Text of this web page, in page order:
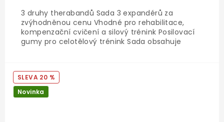
3 druhy therabandů Sada 3 expandérů za
zvýhodněnou cenu Vhodné pro rehabilitace,
kompenzační cvičení a silový trénink Posilovací
gumy pro celotělový trénink Sada obsahuje
20 %
Novinka